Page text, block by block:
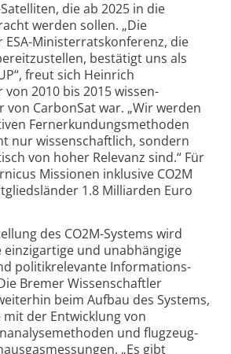
die ab 2025 in die
werden sollen. „Die
ESA-Ministerrats­konferenz, die
bestätigt uns als
freut sich Heinrich
von 2010 bis 2015 wissen­
von CarbonSat war. „Wir werden
Fernerkundungs­methoden
nur wissen­schaftlich, sondern
von hoher Relevanz sind.“ Für
Missionen inklusive CO2M
1.8 Milliarden Euro
des CO2M-Systems wird
einzigartige und unabhängige
politik­relevante Informations­
Bremer Wissenschaftler
beim Aufbau des Systems,
mit der Entwicklung von
und flugzeug­
„Es gibt